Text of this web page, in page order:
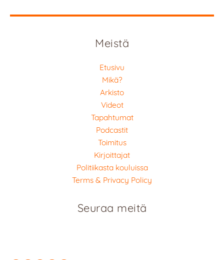
Meistä
Etusivu
Mikä?
Arkisto
Videot
Tapahtumat
Podcastit
Toimitus
Kirjoittajat
Politiikasta kouluissa
Terms & Privacy Policy
Seuraa meitä